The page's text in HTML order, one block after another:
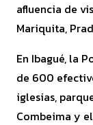
afluencia de
Mariquita,
En Ibagué, la
de 600
iglesias,
Combeima y